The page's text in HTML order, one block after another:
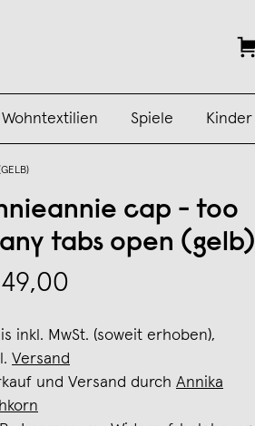
Wohntextilien Spiele Kinder
cap - too
tabs open (gelb)
inkl. MwSt. (soweit erhoben),
Versand
und Versand durch Annika